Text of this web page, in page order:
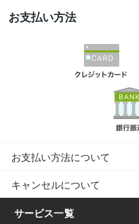
お支払い方法
お支払い方法について
キャンセルについて